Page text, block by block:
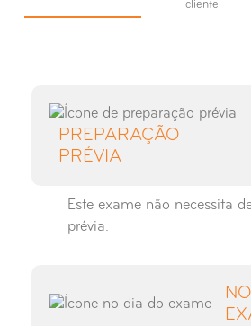
Raio-X Tibio-Társica
cliente
PREPARAÇÃO
PRÉVIA
Este exame não necessita
prévia.